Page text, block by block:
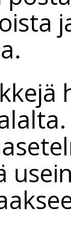
usein